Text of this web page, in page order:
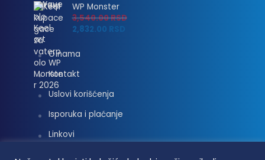
WP Monster
3,540.00RSD
2,832.00 RSD
O nama
Kontakt
Uslovi korišćenja
Isporuka i plaćanje
Linkovi